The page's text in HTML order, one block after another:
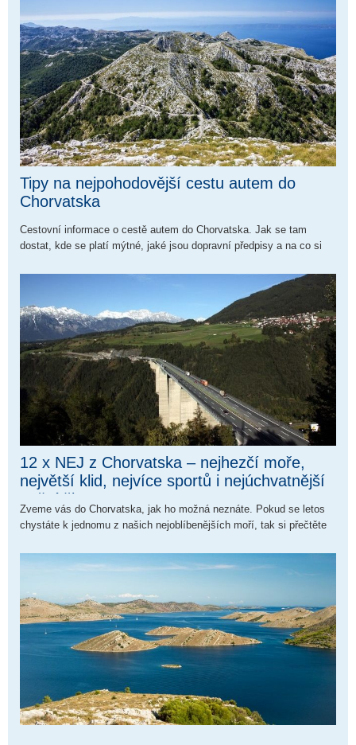
Tipy na nejpohodovější cestu autem do
Chorvatska
Cestovní informace o cestě autem do Chorvatska. Jak se tam
dostat, kde se platí mýtné, jaké jsou dopravní předpisy a na co si
12 x NEJ z Chorvatska – nejhezčí moře,
největší klid, nejvíce sportů i nejúchvatnější
noční život
Zveme vás do Chorvatska, jak ho možná neznáte. Pokud se letos
chystáte k jednomu z našich nejoblíbenějších moří, tak si přečtěte
společenskou, sportovní, rodinnou i introvertní.